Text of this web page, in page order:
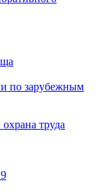
по зарубежным
труда